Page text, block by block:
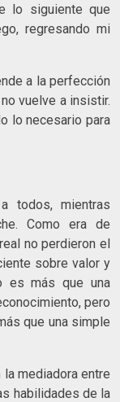
lo siguiente que
regresando mi
a la perfección
vuelve a insistir.
lo necesario para
todos, mientras
Como era de
no perdieron el
sobre valor y
es más que una
pero
que una simple
mediadora entre
habilidades de la